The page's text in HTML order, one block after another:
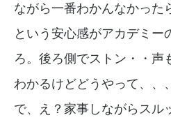
ながら一番わかんなかった
という安心感がアカデミー
ろ。後ろ側でストン・・声
わかるけどどうやって、、
で、え？家事しながらスル